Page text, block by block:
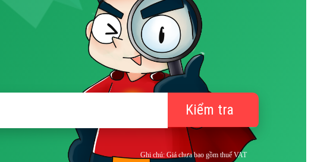
Kiểm tra
Ghi chú: Giá chưa bao gồm thuế VAT